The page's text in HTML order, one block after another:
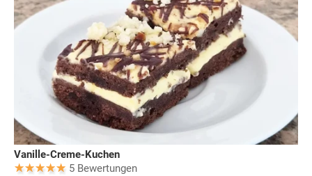
Vanille-Creme-Kuchen
5 Bewertungen